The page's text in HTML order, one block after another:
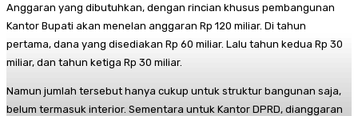
Anggaran yang dibutuhkan, dengan rincian khusus pembangunan
Kantor Bupati akan menelan anggaran Rp 120 miliar. Di tahun
pertama, dana yang disediakan Rp 60 miliar. Lalu tahun kedua Rp 30
miliar, dan tahun ketiga Rp 30 miliar.
Namun jumlah tersebut hanya cukup untuk struktur bangunan saja,
belum termasuk interior. Sementara untuk Kantor DPRD, dianggaran